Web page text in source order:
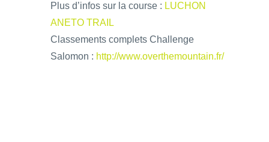
Plus d’infos sur la course : LUCHON
ANETO TRAIL
Classements complets Challenge
Salomon : http://www.overthemountain.fr/